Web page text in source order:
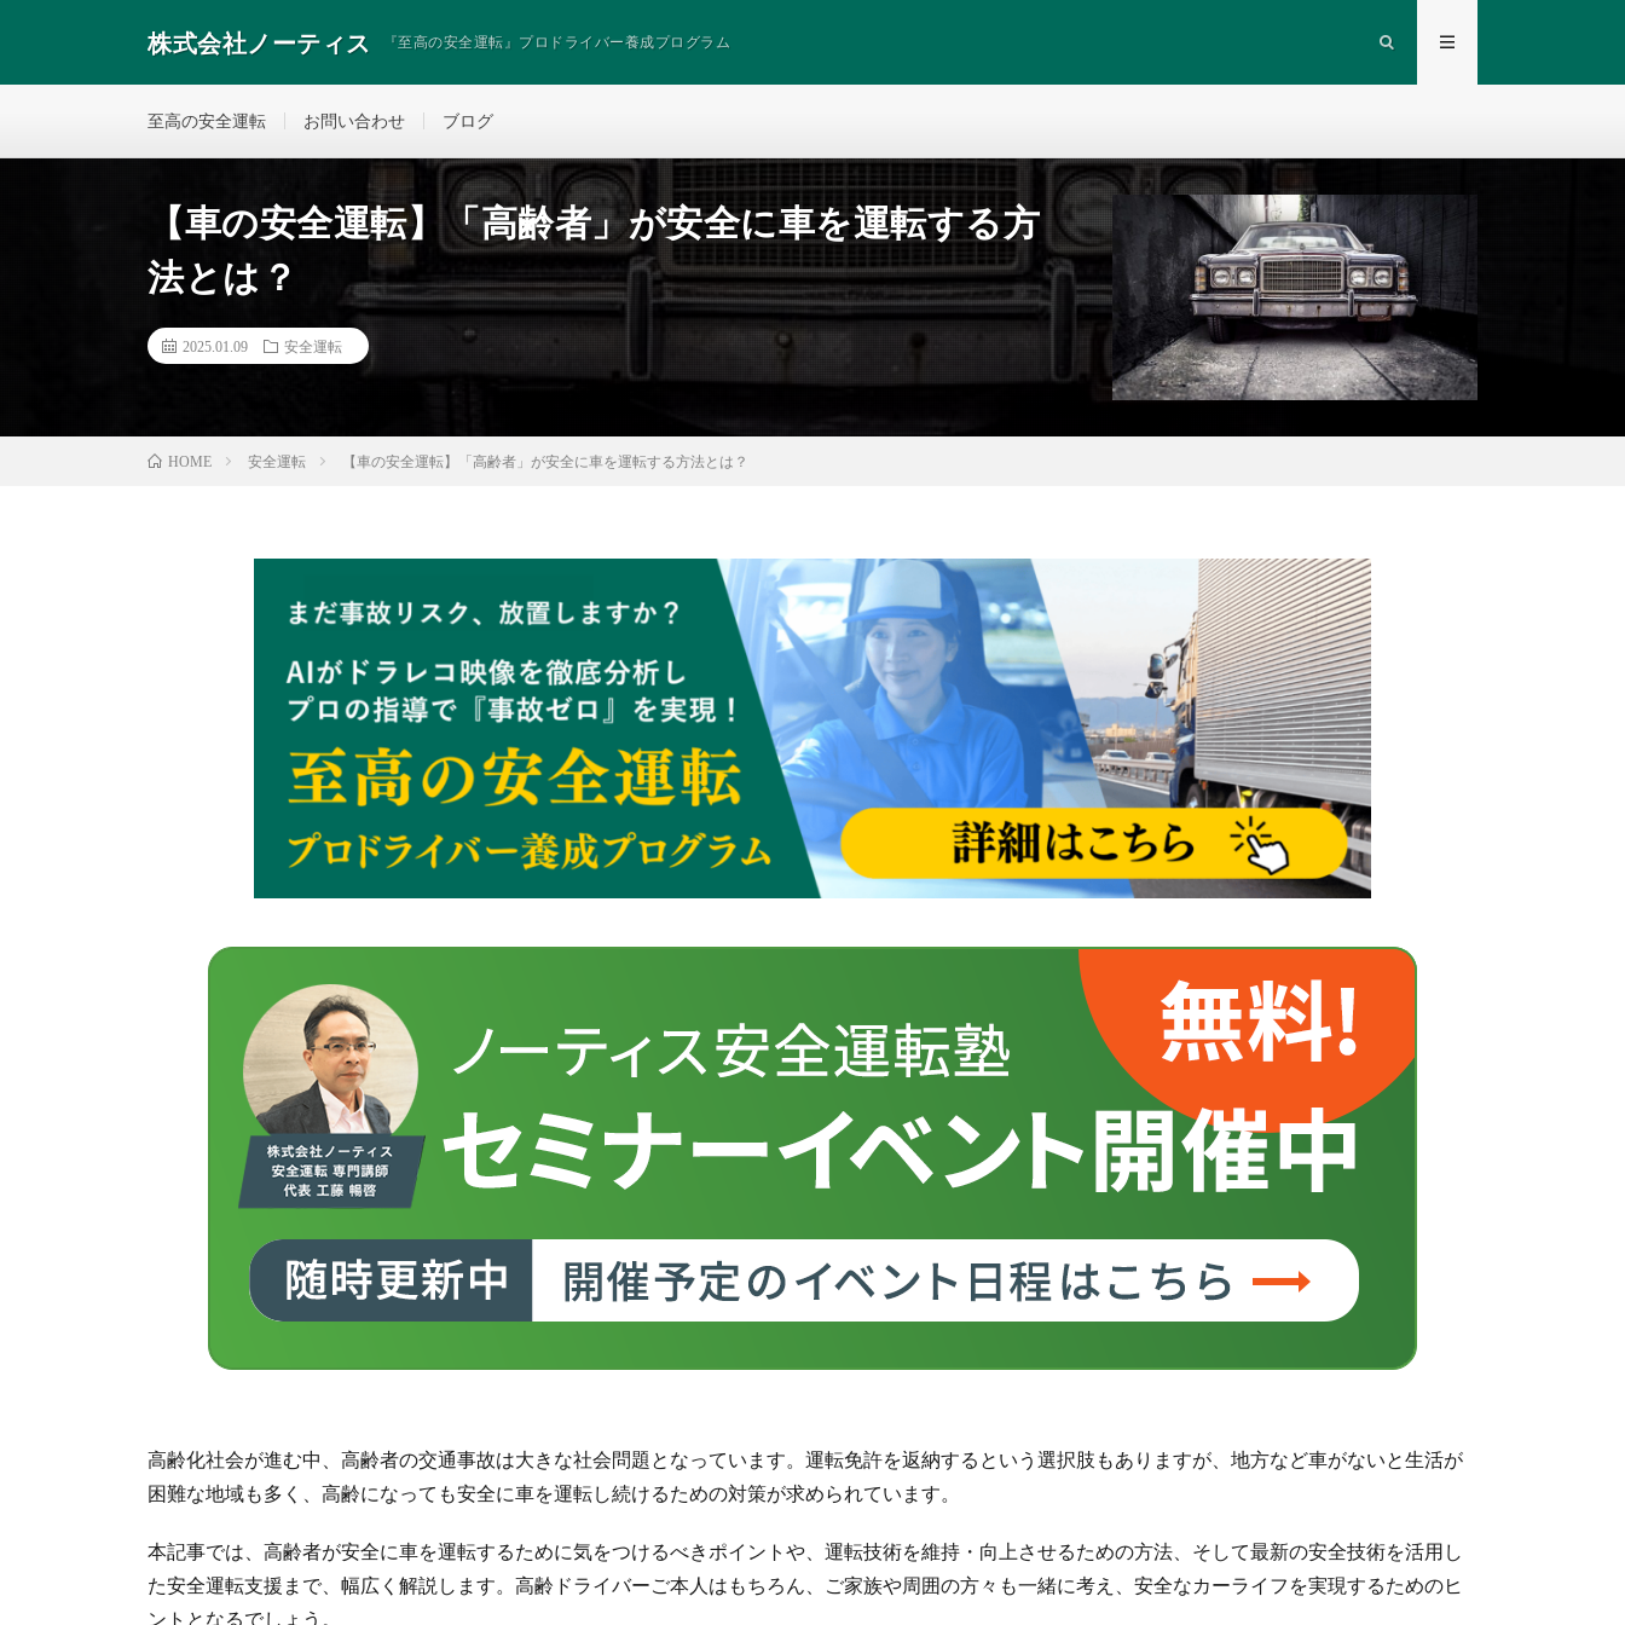
株式会社ノーティス 『至高の安全運転』プロドライバー養成プログラム
至高の安全運転 お問い合わせ ブログ
【車の安全運転】「高齢者」が安全に車を運転する方
法とは？
2025.01.09 安全運転
HOME 安全運転 【車の安全運転】「高齢者」が安全に車を運転する方法とは？
高齢化社会が進む中、高齢者の交通事故は大きな社会問題となっています。運転免許を返納するという選択肢もありますが、地方など車がないと生活が
困難な地域も多く、高齢になっても安全に車を運転し続けるための対策が求められています。
本記事では、高齢者が安全に車を運転するために気をつけるべきポイントや、運転技術を維持・向上させるための方法、そして最新の安全技術を活用し
た安全運転支援まで、幅広く解説します。高齢ドライバーご本人はもちろん、ご家族や周囲の方々も一緒に考え、安全なカーライフを実現するためのヒ
ントとなるでしょう。